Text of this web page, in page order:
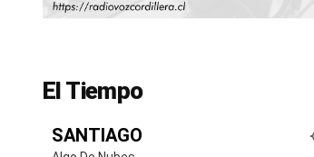
El Tiempo
SANTIAGO